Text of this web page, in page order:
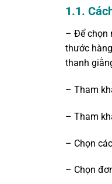
1.1.
– Để chọn
thước
thanh
– Tham
– Tham
– Chọn
– Chọn